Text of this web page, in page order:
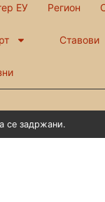
ЕУ Регион
Ставови
се задржани.